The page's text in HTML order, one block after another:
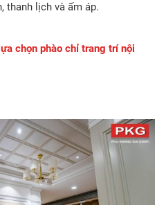
thanh lịch và ấm áp.
chọn phào chỉ trang trí nội